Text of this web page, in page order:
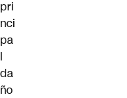
pri
nci
pa
l
da
ño